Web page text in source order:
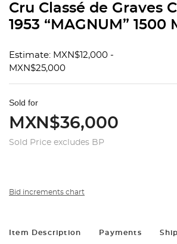
Cru Classé de Graves
1953 “MAGNUM” 1500
Estimate: MXN$12,000 -
MXN$25,000
Sold for
MXN$36,000
Sold Price excludes BP
Bid increments chart
Item Description Payments